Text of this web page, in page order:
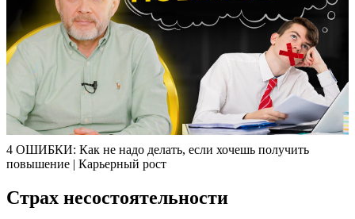
4 ОШИБКИ: Как не надо делать, если хочешь получить
повышение | Карьерный рост
Страх несостоятельности